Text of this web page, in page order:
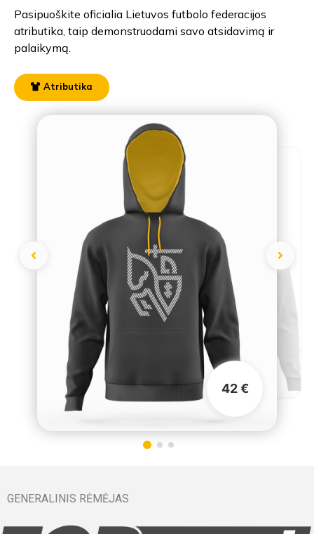
42 €
Pasipuoškite oficialia Lietuvos futbolo federacijos
atributika, taip demonstruodami savo atsidavimą ir
palaikymą.
Atributika
GENERALINIS RĖMĖJAS